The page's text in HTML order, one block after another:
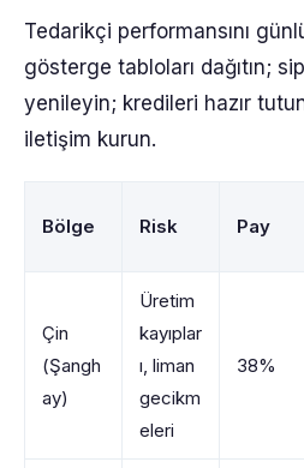
Tedarikçi performansını
gösterge tabloları dağıtın;
yenileyin; kredileri hazır
iletişim kurun.
Bölge Risk Pay
Çin
(Şangh
ay)
Üretim
kayıplar
ı, liman
gecikm
eleri
38%